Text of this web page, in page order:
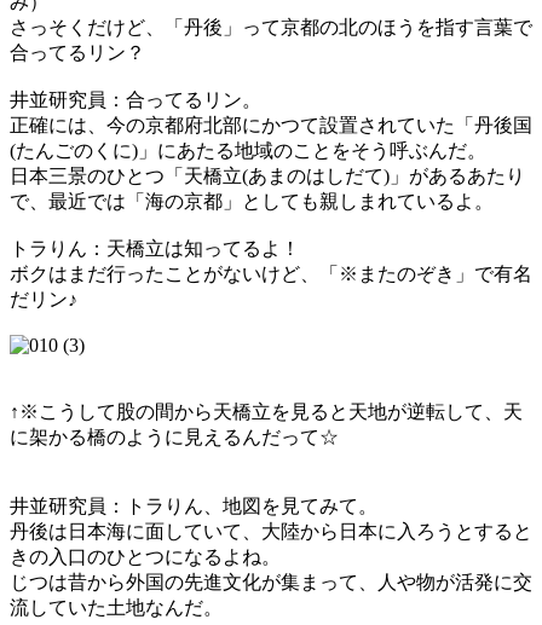
さっそくだけど、「丹後」って京都の北のほうを指す言葉で
合ってるリン？
井並研究員：合ってるリン。
正確には、今の京都府北部にかつて設置されていた「丹後国
(たんごのくに)」にあたる地域のことをそう呼ぶんだ。
日本三景のひとつ「天橋立(あまのはしだて)」があるあたり
で、最近では「海の京都」としても親しまれているよ。
トラりん：天橋立は知ってるよ！
ボクはまだ行ったことがないけど、「※またのぞき」で有名
だリン♪
↑※こうして股の間から天橋立を見ると天地が逆転して、天
に架かる橋のように見えるんだって☆
井並研究員：トラりん、地図を見てみて。
丹後は日本海に面していて、大陸から日本に入ろうとすると
きの入口のひとつになるよね。
じつは昔から外国の先進文化が集まって、人や物が活発に交
流していた土地なんだ。